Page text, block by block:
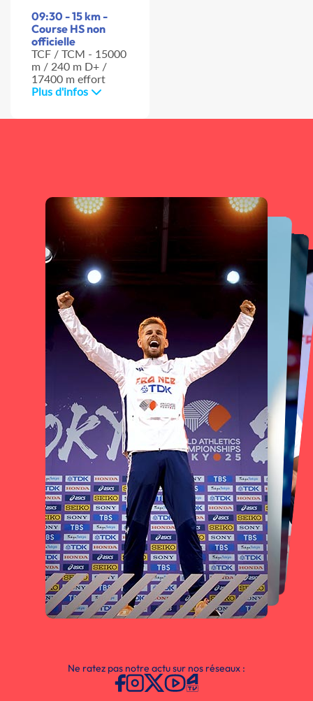
09:30 - 15 km -
Course HS non
officielle
TCF / TCM - 15000
m / 240 m D+ /
17400 m effort
Plus d'infos
Ne ratez pas notre actu sur nos réseaux :